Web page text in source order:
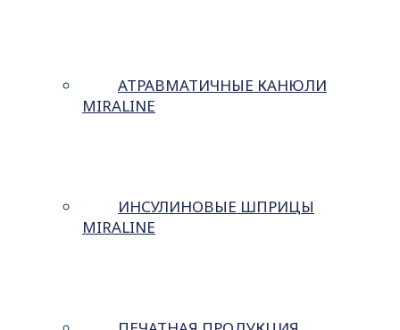
АТРАВМАТИЧНЫЕ КАНЮЛИ
MIRALINE
ИНСУЛИНОВЫЕ ШПРИЦЫ
MIRALINE